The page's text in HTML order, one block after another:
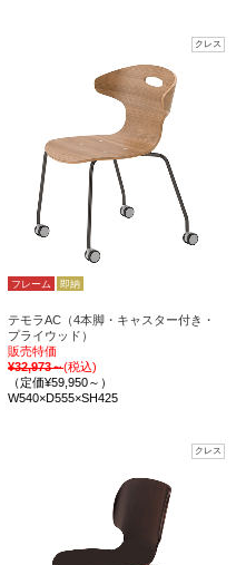
クレス
フレーム 即納
テモラAC（4本脚・キャスター付き・
プライウッド）
販売特価
¥32,973～(税込)
（定価¥59,950～）
W540×D555×SH425
クレス